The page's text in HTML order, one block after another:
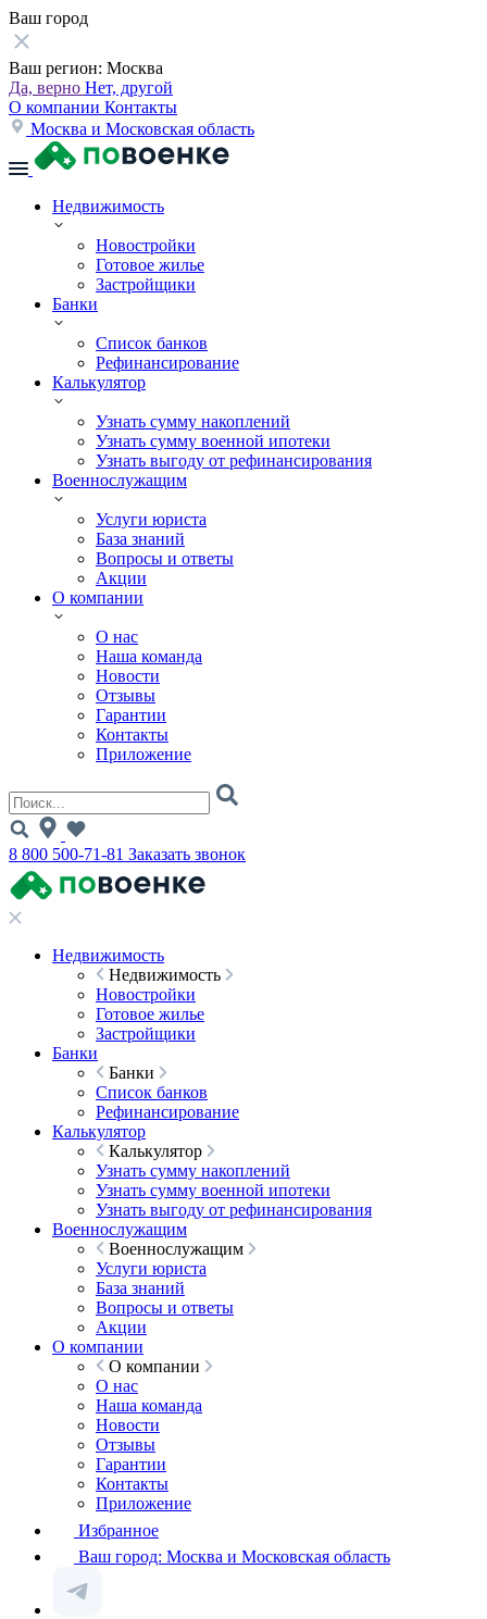
Ваш город
Ваш регион: Москва
Да, верно Нет, другой
О компании Контакты
Москва и Московская область
Недвижимость
Новостройки
Готовое жилье
Застройщики
Банки
Список банков
Рефинансирование
Калькулятор
Узнать сумму накоплений
Узнать сумму военной ипотеки
Узнать выгоду от рефинансирования
Военнослужащим
Услуги юриста
База знаний
Вопросы и ответы
Акции
О компании
О нас
Наша команда
Новости
Отзывы
Гарантии
Контакты
Приложение
8 800 500-71-81 Заказать звонок
Недвижимость
Недвижимость
Новостройки
Готовое жилье
Застройщики
Банки
Банки
Список банков
Рефинансирование
Калькулятор
Калькулятор
Узнать сумму накоплений
Узнать сумму военной ипотеки
Узнать выгоду от рефинансирования
Военнослужащим
Военнослужащим
Услуги юриста
База знаний
Вопросы и ответы
Акции
О компании
О компании
О нас
Наша команда
Новости
Отзывы
Гарантии
Контакты
Приложение
Избранное
Ваш город: Москва и Московская область